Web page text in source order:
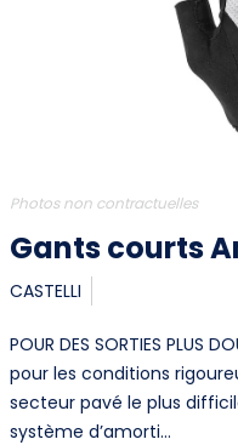
Photos non contractuelles
Gants courts
CASTELLI
POUR DES SORTIES PLUS
pour les conditions
secteur pavé le plus
système d’amorti…